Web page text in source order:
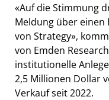
«Auf die Stimmung
Meldung über einen
von Strategy»,
von Emden
institutionelle
2,5 Millionen Dollar
Verkauf seit 2022.